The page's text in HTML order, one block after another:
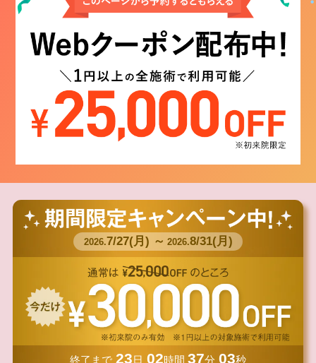
2026.7/27(月) ～ 2026.8/31(月)
終了まで 23日 02時間 37分 01秒